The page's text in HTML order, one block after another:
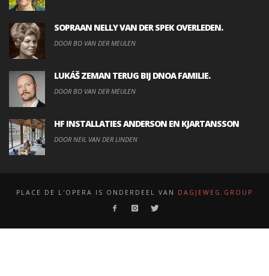
SOPRAAN NELLY VAN DER SPEK OVERLEDEN.
DOOR BO VAN DER MEULEN
LUKÁŠ ZEMAN TERUG BIJ DNOA FAMILIE.
DOOR BO VAN DER MEULEN
HF INSTALLATIES ANDERSON EN KJARTANSSON
DOOR NEIL VAN DER LINDEN
PLACE DE L'OPERA IS ONDERDEEL VAN DAGJEWEG.GROUP